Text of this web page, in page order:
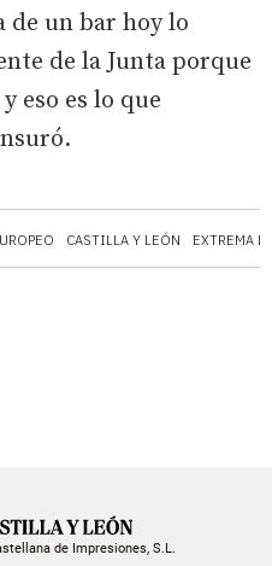
CASTILLA Y LEÓN EXTREMA
de un bar hoy lo
de la Junta porque
eso es lo que
de Impresiones, S.L.